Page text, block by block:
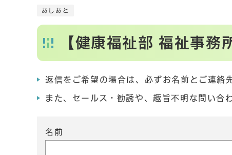
あしあと
【健康福祉部 福祉事
返信をご希望の場合は、必ずお名前とご連絡
また、セールス・勧誘や、趣旨不明な問い合
名前